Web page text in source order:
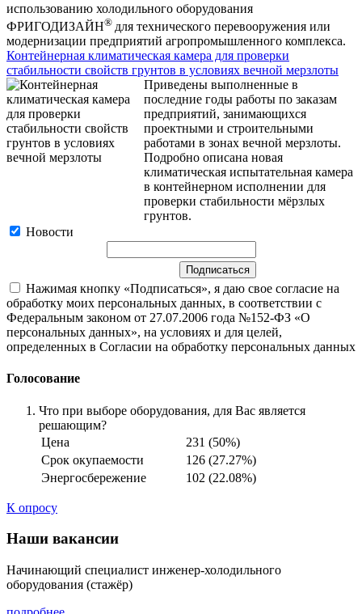
использованию холодильного оборудования
ФРИГОДИЗАЙН® для технического перевооружения или
модернизации предприятий агропромышленного комплекса.
Контейнерная климатическая камера для проверки
стабильности свойств грунтов в условиях вечной мерзлоты
Приведены выполненные в
последние годы работы по заказам
предприятий, занимающихся
проектными и строительными
работами в зонах вечной мерзлоты.
Подробно описана новая
климатическая испытательная камера
в контейнерном исполнении для
проверки стабильности мёрзлых
грунтов.
Новости
Нажимая кнопку «Подписаться», я даю свое согласие на
обработку моих персональных данных, в соответствии с
Федеральным законом от 27.07.2006 года №152-ФЗ «О
персональных данных», на условиях и для целей,
определенных в Согласии на обработку персональных данных
Голосование
Что при выборе оборудования, для Вас является
решающим?
Цена
231 (50%)
Срок окупаемости
126 (27.27%)
Энергосбережение
102 (22.08%)
К опросу
Наши вакансии
Начинающий специалист инженер-холодильного
оборудования (стажёр)